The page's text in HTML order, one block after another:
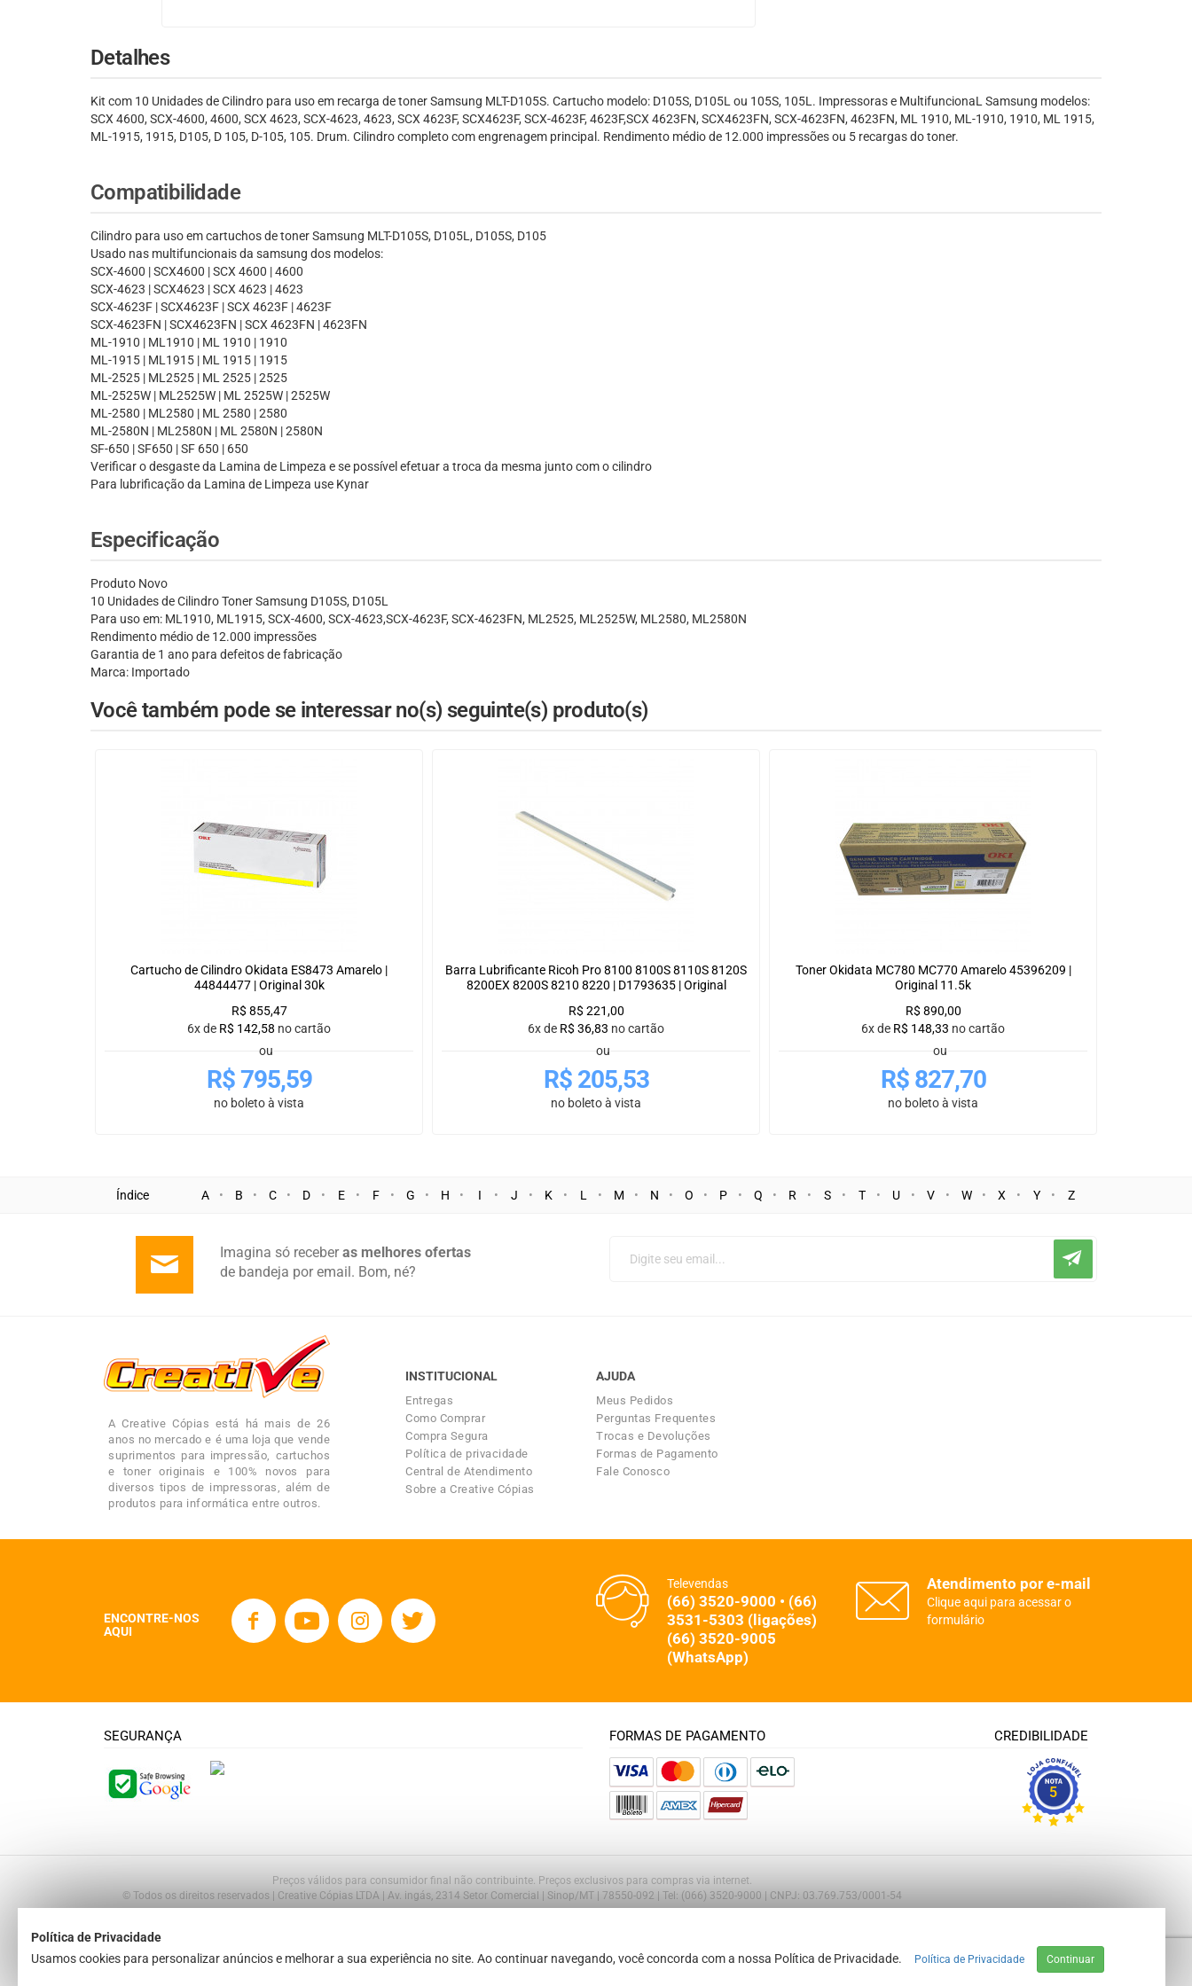
Política de Privacidade
Usamos cookies para personalizar anúncios e melhorar a sua experiência no site. Ao continuar navegando, você concorda com a nossa Política de Privacidade.
Política de Privacidade Continuar
Detalhes
Kit com 10 Unidades de Cilindro para uso em recarga de toner Samsung MLT-D105S. Cartucho modelo: D105S, D105L ou 105S, 105L. Impressoras e MultifuncionaL Samsung modelos:
SCX 4600, SCX-4600, 4600, SCX 4623, SCX-4623, 4623, SCX 4623F, SCX4623F, SCX-4623F, 4623F,SCX 4623FN, SCX4623FN, SCX-4623FN, 4623FN, ML 1910, ML-1910, 1910, ML 1915,
ML-1915, 1915, D105, D 105, D-105, 105. Drum. Cilindro completo com engrenagem principal. Rendimento médio de 12.000 impressões ou 5 recargas do toner.
Compatibilidade
Cilindro para uso em cartuchos de toner Samsung MLT-D105S, D105L, D105S, D105
Usado nas multifuncionais da samsung dos modelos:
SCX-4600 | SCX4600 | SCX 4600 | 4600
SCX-4623 | SCX4623 | SCX 4623 | 4623
SCX-4623F | SCX4623F | SCX 4623F | 4623F
SCX-4623FN | SCX4623FN | SCX 4623FN | 4623FN
ML-1910 | ML1910 | ML 1910 | 1910
ML-1915 | ML1915 | ML 1915 | 1915
ML-2525 | ML2525 | ML 2525 | 2525
ML-2525W | ML2525W | ML 2525W | 2525W
ML-2580 | ML2580 | ML 2580 | 2580
ML-2580N | ML2580N | ML 2580N | 2580N
SF-650 | SF650 | SF 650 | 650
Verificar o desgaste da Lamina de Limpeza e se possível efetuar a troca da mesma junto com o cilindro
Para lubrificação da Lamina de Limpeza use Kynar
Especificação
Produto Novo
10 Unidades de Cilindro Toner Samsung D105S, D105L
Para uso em: ML1910, ML1915, SCX-4600, SCX-4623,SCX-4623F, SCX-4623FN, ML2525, ML2525W, ML2580, ML2580N
Rendimento médio de 12.000 impressões
Garantia de 1 ano para defeitos de fabricação
Marca: Importado
Você também pode se interessar no(s) seguinte(s) produto(s)
Cartucho de Cilindro Okidata ES8473 Amarelo |
44844477 | Original 30k
R$ 855,47
6x de R$ 142,58 no cartão
ou
R$795,59
no boleto à vista
Barra Lubrificante Ricoh Pro 8100 8100S 8110S 8120S
8200EX 8200S 8210 8220 | D1793635 | Original
R$ 221,00
6x de R$ 36,83 no cartão
ou
R$205,53
no boleto à vista
Toner Okidata MC780 MC770 Amarelo 45396209 |
Original 11.5k
R$ 890,00
6x de R$ 148,33 no cartão
ou
R$827,70
no boleto à vista
Índice A B C D E F G H I J K L M N O P Q R S T U V W X Y Z
Imagina só receberas melhores ofertas
de bandeja por email. Bom, né?
A Creative Cópias está há mais de 26
anos no mercado e é uma loja que vende
suprimentos para impressão, cartuchos
e toner originais e 100% novos para
diversos tipos de impressoras, além de
produtos para informática entre outros.
INSTITUCIONAL
Entregas
Como Comprar
Compra Segura
Política de privacidade
Central de Atendimento
Sobre a Creative Cópias
AJUDA
Meus Pedidos
Perguntas Frequentes
Trocas e Devoluções
Formas de Pagamento
Fale Conosco
ENCONTRE-NOS
AQUI
Televendas
(66) 3520-9000 • (66)
3531-5303 (ligações)
(66) 3520-9005
(WhatsApp)
Atendimento por e-mail
Clique aqui para acessar o
formulário
SEGURANÇA FORMAS DE PAGAMENTO CREDIBILIDADE
5
Preços válidos para consumidor final não contribuinte. Preços exclusivos para compras via internet.
© Todos os direitos reservados | Creative Cópias LTDA | Av. ingás, 2314 Setor Comercial | Sinop/MT | 78550-092 | Tel: (066) 3520-9000 | CNPJ: 03.769.753/0001-54